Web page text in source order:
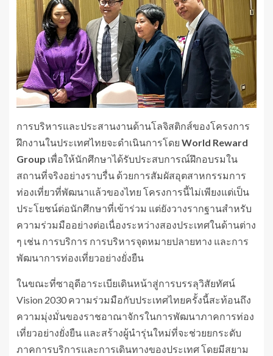
การบริหารและประสานงานด้านโลจิสติกส์ของโครงการ
ฝึกงานในประเทศไทยจะดำเนินการโดย World Reward
Group เพื่อให้นักศึกษาได้รับประสบการณ์ฝึกอบรมใน
สถานที่จริงอย่างราบรื่น ด้วยการสัมผัสอุตสาหกรรมการ
ท่องเที่ยวที่พัฒนาแล้วของไทย โครงการนี้ไม่เพียงแต่เป็น
ประโยชน์ต่อนักศึกษาที่เข้าร่วม แต่ยังวางรากฐานสำหรับ
ความร่วมมืออย่างต่อเนื่องระหว่างสองประเทศในด้านต่าง
ๆ เช่น การบริการ การบริหารจุดหมายปลายทาง และการ
พัฒนาการท่องเที่ยวอย่างยั่งยืน
ในขณะที่ซาอุดีอาระเบียเดินหน้าสู่การบรรลุวิสัยทัศน์
Vision 2030 ความร่วมมือกับประเทศไทยครั้งนี้สะท้อนถึง
ความมุ่งมั่นของราชอาณาจักรในการพัฒนาภาคการท่อง
เที่ยวอย่างยั่งยืน และสร้างผู้นำรุ่นใหม่ที่จะช่วยยกระดับ
ภาคการบริการและการเดินทางของประเทศ โดยมีสยาม